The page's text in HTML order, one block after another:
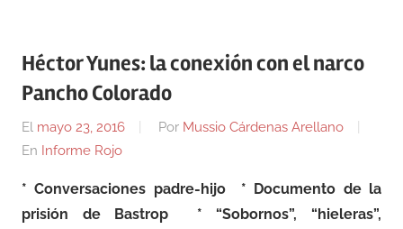
Héctor Yunes: la conexión con el narco
Pancho Colorado
El mayo 23, 2016 Por Mussio Cárdenas Arellano
En Informe Rojo
* Conversaciones padre-hijo * Documento de la
prisión de Bastrop * “Sobornos”, “hieleras”,